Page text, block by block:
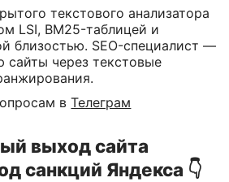
текстового анализатора
LSI, BM25-таблицей и
близостью. SEO-специалист —
сайты через текстовые
вТелеграм
выход сайта
санкций Яндекса 👇